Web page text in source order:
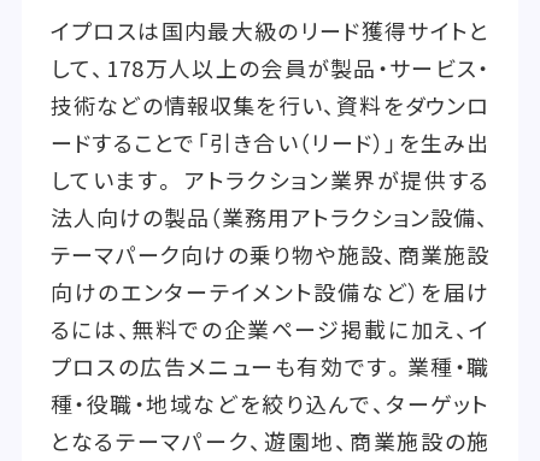
イプロスは国内最大級のリード獲得サイトと
して、178万人以上の会員が製品・サービス・
技術などの情報収集を行い、資料をダウンロ
ードすることで「引き合い（リード）」を生み出
しています。 アトラクション業界が提供する
法人向けの製品（業務用アトラクション設備、
テーマパーク向けの乗り物や施設、商業施設
向けのエンターテイメント設備など）を届け
るには、無料での企業ページ掲載に加え、イ
プロスの広告メニューも有効です。業種・職
種・役職・地域などを絞り込んで、ターゲット
となるテーマパーク、遊園地、商業施設の施